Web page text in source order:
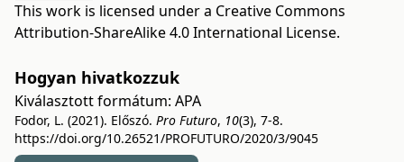
This work is licensed under a Creative Commons
Attribution-ShareAlike 4.0 International License.
Hogyan hivatkozzuk
Kiválasztott formátum: APA
Fodor, L. (2021). Előszó. Pro Futuro, 10(3), 7-8.
https://doi.org/10.26521/PROFUTURO/2020/3/9045